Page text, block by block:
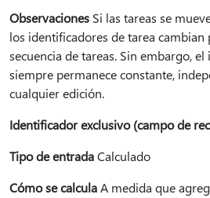
Observaciones Si las tareas se
los identificadores de tarea cambian
secuencia de tareas. Sin embargo,
siempre permanece constante,
cualquier edición.
Identificador exclusivo (campo de
Tipo de entradaCalculado
Cómo se calculaA medida que